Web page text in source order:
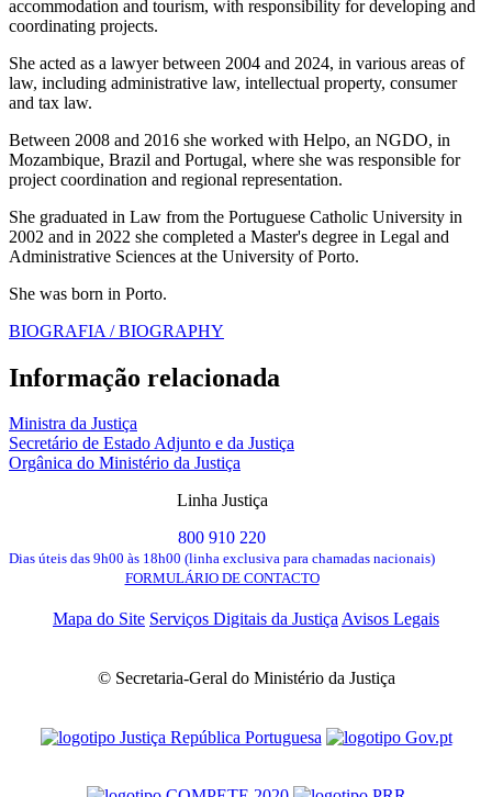
accommodation and tourism, with responsibility for developing and
coordinating projects.
She acted as a lawyer between 2004 and 2024, in various areas of
law, including administrative law, intellectual property, consumer
and tax law.
Between 2008 and 2016 she worked with Helpo, an NGDO, in
Mozambique, Brazil and Portugal, where she was responsible for
project coordination and regional representation.
She graduated in Law from the Portuguese Catholic University in
2002 and in 2022 she completed a Master's degree in Legal and
Administrative Sciences at the University of Porto.
She was born in Porto.
BIOGRAFIA / BIOGRAPHY
Informação relacionada
Ministra da Justiça
Secretário de Estado Adjunto e da Justiça
Orgânica do Ministério da Justiça
Linha Justiça
800 910 220
Dias úteis das 9h00 às 18h00 (linha exclusiva para chamadas nacionais)
FORMULÁRIO DE CONTACTO
Mapa do Site Serviços Digitais da JustiçaAvisos Legais
© Secretaria-Geral do Ministério da Justiça